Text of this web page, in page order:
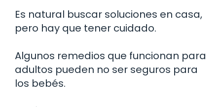
Es natural buscar soluciones en casa,
pero hay que tener cuidado.
Algunos remedios que funcionan para
adultos pueden no ser seguros para
los bebés.